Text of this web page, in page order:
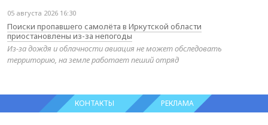
05 августа 2026 16:30
Поиски пропавшего самолёта в Иркутской области
приостановлены из-за непогоды
Из-за дождя и облачности авиация не может обследовать
территорию, на земле работает пеший отряд
КОНТАКТЫ РЕКЛАМА